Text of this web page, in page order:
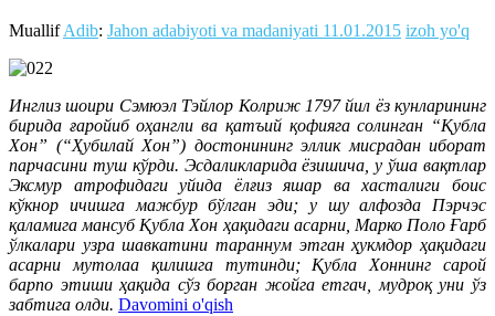
MuallifAdib: Jahon adabiyoti va madaniyati 11.01.2015 izoh yo'q
Инглиз шоири Сэмюэл Тэйлор Колриж 1797 йил ёз кунларининг
бирида ғаройиб оҳангли ва қатъий қофияга солинган “Қубла
Хон” (“Ҳубилай Хон”) достонининг эллик мисрадан иборат
парчасини туш кўрди. Эсдаликларида ёзишича, у ўша вақтлар
Эксмур атрофидаги уйида ёлғиз яшар ва хасталиги боис
кўкнор ичишга мажбур бўлган эди; у шу алфозда Пэрчэс
қаламига мансуб Қубла Хон ҳақидаги асарни, Марко Поло Ғарб
ўлкалари узра шавкатини тараннум этган ҳукмдор ҳақидаги
асарни мутолаа қилишга тутинди; Қубла Хоннинг сарой
барпо этиши ҳақида сўз борган жойга етгач, мудроқ уни ўз
забтига олди. Davomini o'qish